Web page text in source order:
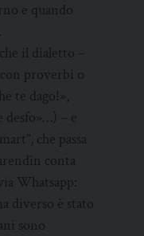
e quando
il dialetto –
proverbi o
te dago!»,
desfo»…) – e
che passa
conta
Whatsapp:
diverso è stato
sono